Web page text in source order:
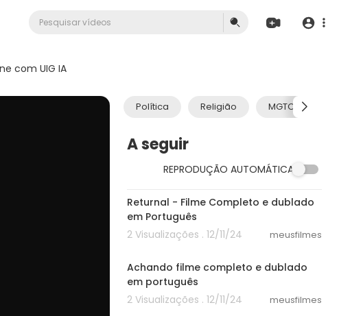
com UIG IA
Política Religião MGTOW
A seguir
REPRODUÇÃO AUTOMÁTICA
40:31
Returnal - Filme Completo e dublado
em Português
2 Visualizações . 12/11/24
meusfilmes
Achando filme completo e dublado
em português
2 Visualizações . 12/11/24
meusfilmes